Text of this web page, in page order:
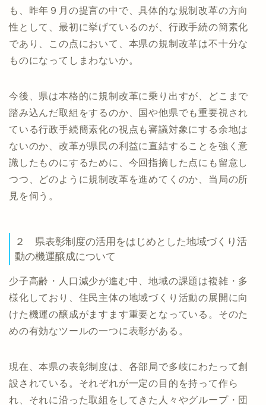
も、昨年９月の提言の中で、具体的な規制改革の方向
性として、最初に挙げているのが、行政手続の簡素化
であり、この点において、本県の規制改革は不十分な
ものになってしまわないか。
今後、県は本格的に規制改革に乗り出すが、どこまで
踏み込んだ取組をするのか、国や他県でも重要視され
ている行政手続簡素化の視点も審議対象にする余地は
ないのか、改革が県民の利益に直結することを強く意
識したものにするために、今回指摘した点にも留意し
つつ、どのように規制改革を進めてくのか、当局の所
見を伺う。
２ 県表彰制度の活用をはじめとした地域づくり活
動の機運醸成について
少子高齢・人口減少が進む中、地域の課題は複雑・多
様化しており、住民主体の地域づくり活動の展開に向
けた機運の醸成がますます重要となっている。そのた
めの有効なツールの一つに表彰がある。
現在、本県の表彰制度は、各部局で多岐にわたって創
設されている。それぞれが一定の目的を持って作ら
れ、それに沿った取組をしてきた人々やグループ・団